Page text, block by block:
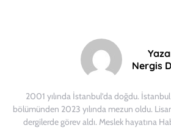
Nergis
2001 yılında İstanbul’da doğdu.
bölümünden 2023 yılında mezun oldu.
dergilerde görev aldı. Meslek hayatına